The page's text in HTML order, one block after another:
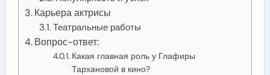
Карьера актрисы
Театральные работы
Вопрос-ответ:
Какая главная роль у Глафиры
Тархановой в кино?